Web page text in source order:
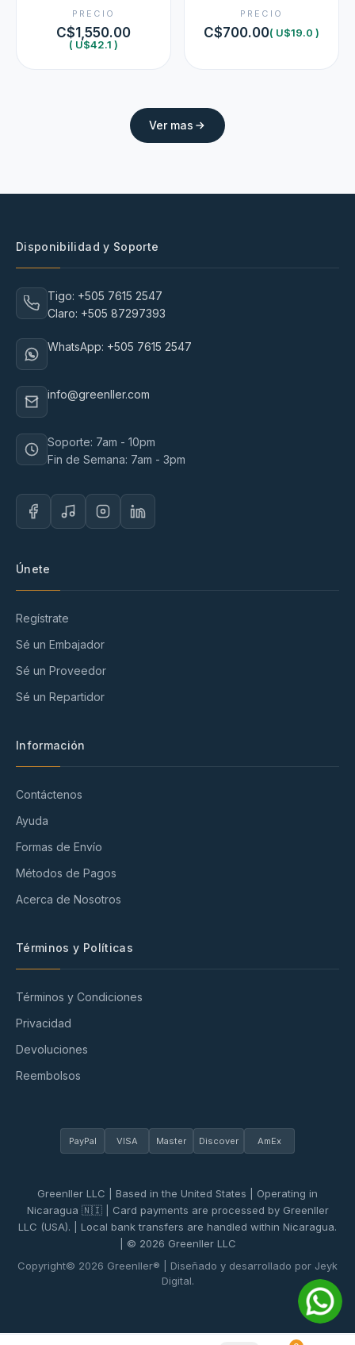
PRECIO
C$1,550.00
( U$42.1 )
PRECIO
C$700.00( U$19.0 )
Ver mas
Disponibilidad y Soporte
Tigo: +505 7615 2547
Claro: +505 87297393
WhatsApp: +505 7615 2547
info@greenller.com
Soporte: 7am - 10pm
Fin de Semana: 7am - 3pm
Únete
Regístrate
Sé un Embajador
Sé un Proveedor
Sé un Repartidor
Información
Contáctenos
Ayuda
Formas de Envío
Métodos de Pagos
Acerca de Nosotros
Términos y Políticas
Términos y Condiciones
Privacidad
Devoluciones
Reembolsos
PayPal VISA Master Discover AmEx
Greenller LLC | Based in the United States | Operating in
Nicaragua 🇳🇮 | Card payments are processed by Greenller
LLC (USA). | Local bank transfers are handled within Nicaragua.
| © 2026 Greenller LLC
Copyright© 2026 Greenller® | Diseñado y desarrollado por Jeyk
Digital.